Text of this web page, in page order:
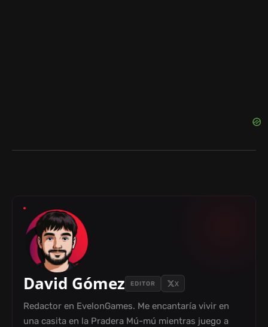
David Gómez EDITOR X
Redactor en EvelonGames. Me encantaría vivir en
una casita en la Pradera Mú-mú mientras juego a